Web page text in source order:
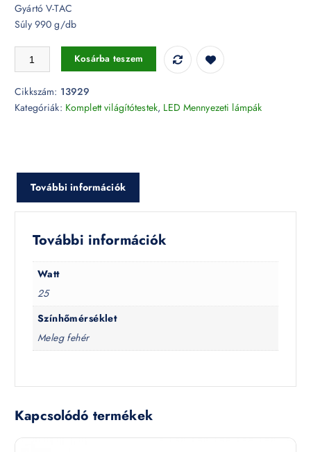
Gyártó V-TAC
Súly 990 g/db
25W Keret nélküli mennyezeti LED lámpa kör IP44 3000K - 13929
Kosárba teszem
Cikkszám: 13929
Kategóriák: Komplett világítótestek, LED Mennyezeti lámpák
További információk
További információk
Watt
25
Színhőmérséklet
Meleg fehér
Kapcsolódó termékek